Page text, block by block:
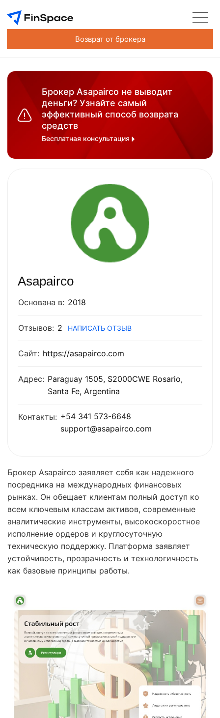
Возврат от брокера
Брокер Asapairco не выводит
деньги? Узнайте самый
эффективный способ возврата
средств
Бесплатная консультация
Asapairco
Основана в: 2018
Отзывов: 2 НАПИСАТЬ ОТЗЫВ
Сайт: https://asapairco.com
Адрес: Paraguay 1505, S2000CWE Rosario,
Santa Fe, Argentina
Контакты: +54 341 573-6648
support@asapairco.com
Брокер Asapairco заявляет себя как надежного
посредника на международных финансовых
рынках. Он обещает клиентам полный доступ ко
всем ключевым классам активов, современные
аналитические инструменты, высокоскоростное
исполнение ордеров и круглосуточную
техническую поддержку. Платформа заявляет
устойчивость, прозрачность и технологичность
как базовые принципы работы.